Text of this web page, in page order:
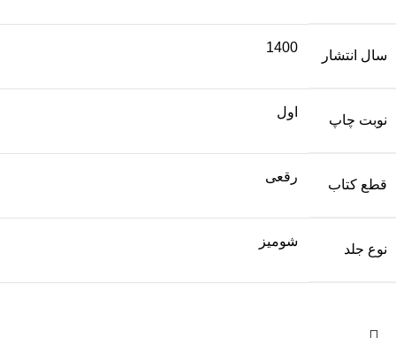
سال انتشار
1400
نوبت چاپ
اول
قطع کتاب
رقعی
نوع جلد
شومیز